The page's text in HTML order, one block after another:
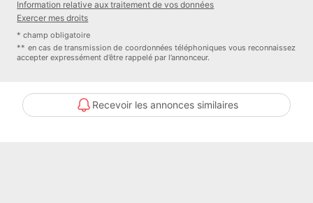
MOGATI AGENCE IMMOBILIERE
Information relative aux traitement de vos données
Exercer mes droits
* champ obligatoire
** en cas de transmission de coordonnées téléphoniques vous reconnaissez
accepter expressément d’être rappelé par l’annonceur.
Recevoir les annonces similaires